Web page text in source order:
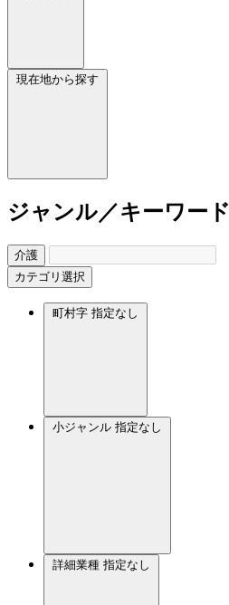
現在地から探す
ジャンル／キーワード
介護
カテゴリ選択
町村字 指定なし
小ジャンル 指定なし
詳細業種 指定なし